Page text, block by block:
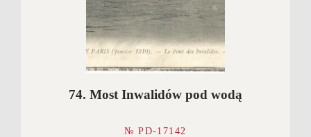
74. Most Inwalidów pod wodą
№ PD-17142